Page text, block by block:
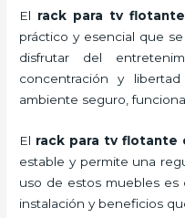
El rack para tv
práctico y esencial que
disfrutar del
concentración y
ambiente seguro,
El rack para tv flotante
estable y permite una
uso de estos muebles es
instalación y beneficios